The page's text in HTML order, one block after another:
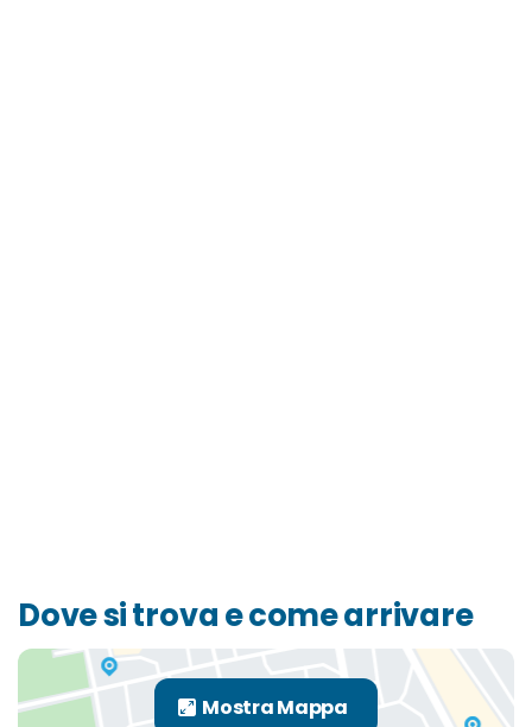
Dove si trova e come arrivare